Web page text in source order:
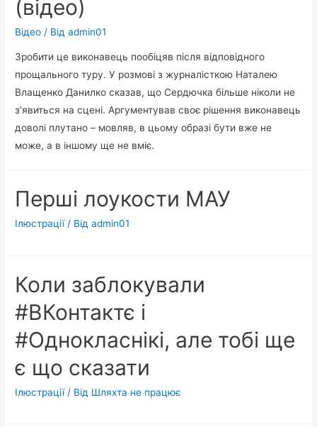
(відео)
Відео / Відadmin01
Зробити це виконавець пообіцяв після відповідного
прощального туру. У розмові з журналісткою Наталею
Влащенко Данилко сказав, що Сердючка більше ніколи не
з’явиться на сцені. Аргументував своє рішення виконавець
доволі плутано – мовляв, в цьому образі бути вже не
може, а в іншому ще не вміє.
Перші лоукости МАУ
Ілюстрації/ Відadmin01
Коли заблокували
#ВКонтактє і
#Однокласнікі, але тобі ще
є що сказати
Ілюстрації/ Від Шляхта не працює